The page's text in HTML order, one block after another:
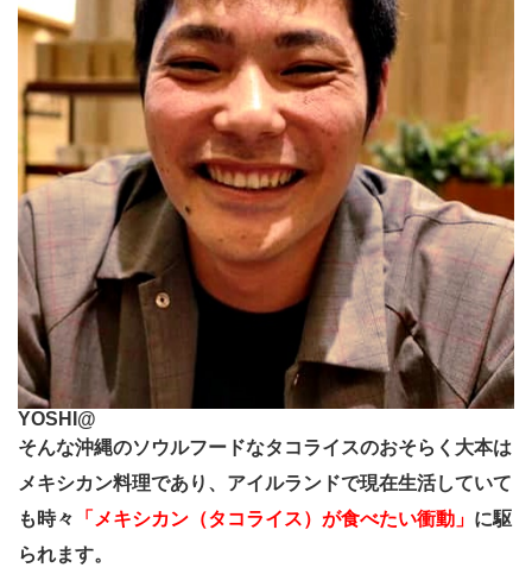
YOSHI@
そんな沖縄のソウルフードなタコライスのおそらく大本は
メキシカン料理であり、アイルランドで現在生活していて
も時々
「メキシカン（タコライス）が食べたい衝動」 に駆
られます。